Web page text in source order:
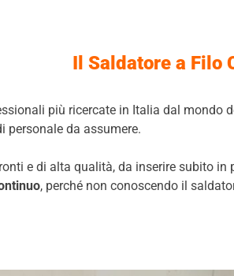
Il Saldatore a Filo
più ricercate in Italia dal
personale da assumere.
e di alta qualità, da inserire subito
, perché non conoscendo il